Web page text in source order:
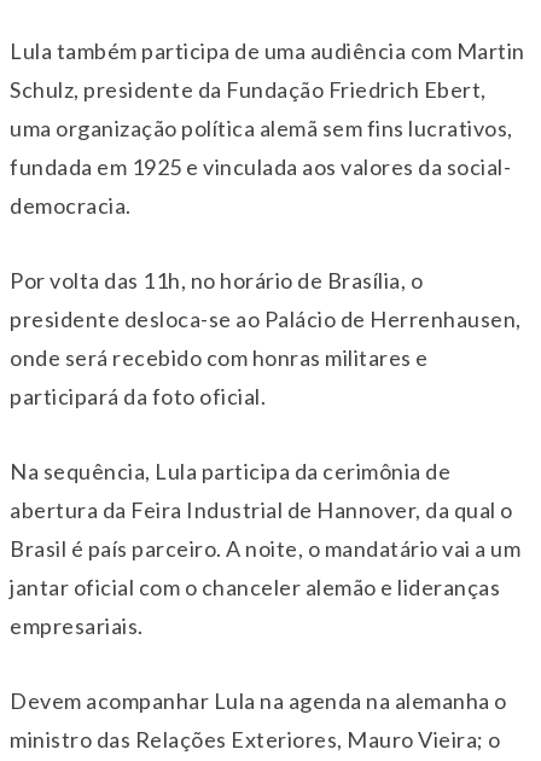
Lula também participa de uma audiência com Martin
Schulz, presidente da Fundação Friedrich Ebert,
uma organização política alemã sem fins lucrativos,
fundada em 1925 e vinculada aos valores da social-
democracia.
Por volta das 11h, no horário de Brasília, o
presidente desloca-se ao Palácio de Herrenhausen,
onde será recebido com honras militares e
participará da foto oficial.
Na sequência, Lula participa da cerimônia de
abertura da Feira Industrial de Hannover, da qual o
Brasil é país parceiro. A noite, o mandatário vai a um
jantar oficial com o chanceler alemão e lideranças
empresariais.
Devem acompanhar Lula na agenda na alemanha o
ministro das Relações Exteriores, Mauro Vieira; o